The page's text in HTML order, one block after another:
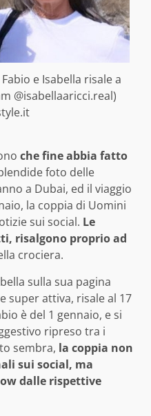
e Isabella risale a
@isabellaaricci.real)
che fine abbia fatto
foto delle
a Dubai, ed il viaggio
la coppia di Uomini
sui social. Le
risalgono proprio ad
crociera.
sulla sua pagina
super attiva, risale al 17
è del 1 gennaio, e si
ripreso tra i
sembra, la coppia non
sui social, ma
dalle rispettive